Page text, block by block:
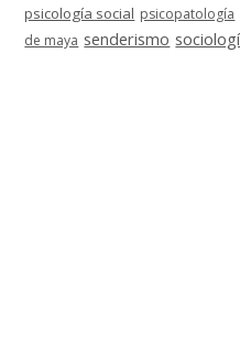
psicología social psicopatología
de maya senderismo